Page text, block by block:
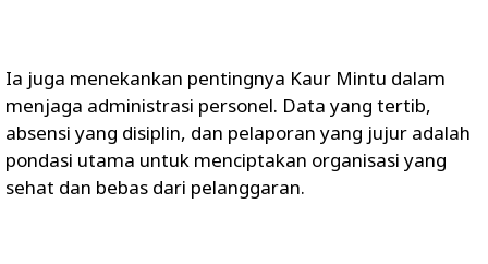
Ia juga menekankan pentingnya Kaur Mintu dalam
menjaga administrasi personel. Data yang tertib,
absensi yang disiplin, dan pelaporan yang jujur adalah
pondasi utama untuk menciptakan organisasi yang
sehat dan bebas dari pelanggaran.